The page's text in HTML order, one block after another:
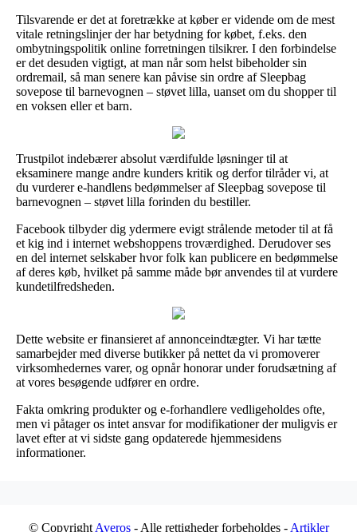
Tilsvarende er det at foretrække at køber er vidende om de mest
vitale retningslinjer der har betydning for købet, f.eks. den
ombytningspolitik online forretningen tilsikrer. I den forbindelse
er det desuden vigtigt, at man når som helst bibeholder sin
ordremail, så man senere kan påvise sin ordre af Sleepbag
sovepose til barnevognen – støvet lilla, uanset om du shopper til
en voksen eller et barn.
Trustpilot indebærer absolut værdifulde løsninger til at
eksaminere mange andre kunders kritik og derfor tilråder vi, at
du vurderer e-handlens bedømmelser af Sleepbag sovepose til
barnevognen – støvet lilla forinden du bestiller.
Facebook tilbyder dig ydermere evigt strålende metoder til at få
et kig ind i internet webshoppens troværdighed. Derudover ses
en del internet selskaber hvor folk kan publicere en bedømmelse
af deres køb, hvilket på samme måde bør anvendes til at vurdere
kundetilfredsheden.
Dette website er finansieret af annonceindtægter. Vi har tætte
samarbejder med diverse butikker på nettet da vi promoverer
virksomhedernes varer, og opnår honorar under forudsætning af
at vores besøgende udfører en ordre.
Fakta omkring produkter og e-forhandlere vedligeholdes ofte,
men vi påtager os intet ansvar for modifikationer der muligvis er
lavet efter at vi sidste gang opdaterede hjemmesidens
informationer.
© Copyright Averos- Alle rettigheder forbeholdes - Artikler